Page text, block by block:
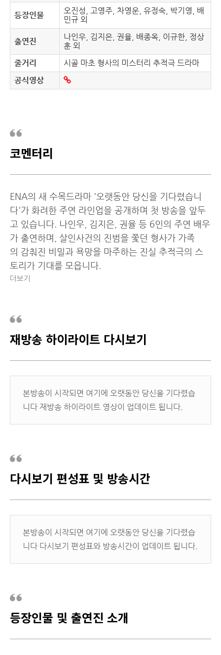
등장인물
오진성, 고영주, 차영운, 유정숙, 박기영, 배
민규 외
출연진
나인우, 김지은, 권율, 배종옥, 이규한, 정상
훈 외
줄거리
시골 마초 형사의 미스터리 추적극 드라마
공식영상
코멘터리
ENA의 새 수목드라마 '오랫동안 당신을 기다렸습니
다'가 화려한 주연 라인업을 공개하며 첫 방송을 앞두
고 있습니다. 나인우, 김지은, 권율 등 6인의 주연 배우
가 출연하며, 살인사건의 진범을 쫓던 형사가 가족
의 감춰진 비밀과 욕망을 마주하는 진실 추적극의 스
토리가 기대를 모읍니다.
더보기
재방송 하이라이트 다시보기
본방송이 시작되면 여기에 오랫동안 당신을 기다렸습
니다 재방송 하이라이트 영상이 업데이트 됩니다.
다시보기 편성표 및 방송시간
본방송이 시작되면 여기에 오랫동안 당신을 기다렸습
니다 다시보기 편성표와 방송시간이 업데이트 됩니다.
등장인물 및 출연진 소개